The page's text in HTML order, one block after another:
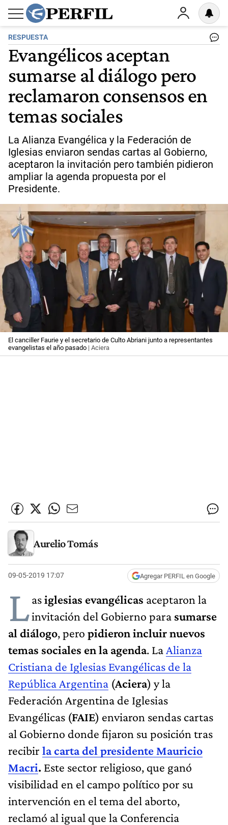
RESPUESTA
Evangélicos aceptan
sumarse al diálogo pero
reclamaron consensos en
temas sociales
La Alianza Evangélica y la Federación de
Iglesias enviaron sendas cartas al Gobierno,
aceptaron la invitación pero también pidieron
ampliar la agenda propuesta por el
Presidente.
El canciller Faurie y el secretario de Culto Abriani junto a representantes
evangelistas el año pasado | Aciera
Aurelio Tomás
09-05-2019 17:07 Agregar PERFIL en Google
Lasiglesias evangélicas aceptaron la
invitación del Gobierno para sumarse
al diálogo, pero pidieron incluir nuevos
temas sociales en la agenda. La Alianza
Cristiana de Iglesias Evangélicas de la
República Argentina (Aciera) y la
Federación Argentina de Iglesias
Evangélicas (FAIE) enviaron sendas cartas
al Gobierno donde fijaron su posición tras
recibir la carta del presidente Mauricio
Macri. Este sector religioso, que ganó
visibilidad en el campo político por su
intervención en el tema del aborto,
reclamó al igual que la Conferencia